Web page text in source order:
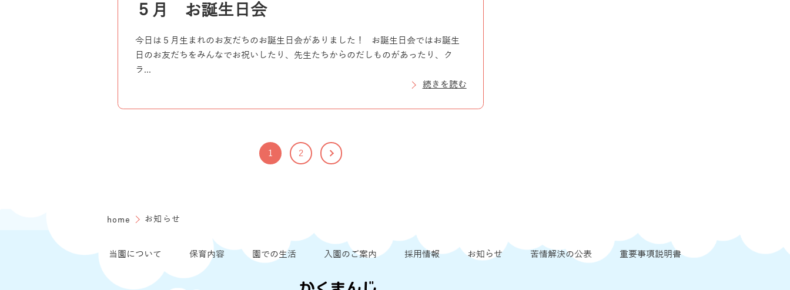
５月 お誕生日会
今日は５月生まれのお友だちのお誕生日会がありました！ お誕生日会ではお誕生
日のお友だちをみんなでお祝いしたり、先生たちからのだしものがあったり、ク
ラ...
続きを読む
1 2
home お知らせ
当園について 保育内容 園での生活 入園のご案内 採用情報 お知らせ 苦情解決の公表 重要事項説明書